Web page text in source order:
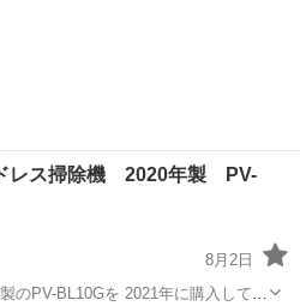
レス掃除機 2020年製 PV-
8月2日
のPV-BL10Gを 2021年に購入して